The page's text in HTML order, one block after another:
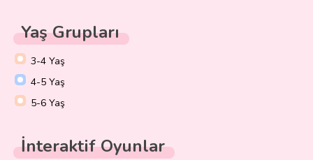
Yaş Grupları
3-4 Yaş
4-5 Yaş
5-6 Yaş
İnteraktif Oyunlar